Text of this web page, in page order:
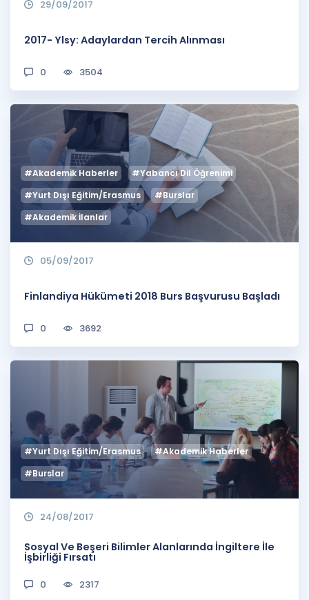
29/09/2017
2017- Ylsy: Adaylardan Tercih Alınması
0 3504
#Akademik Haberler
#Yabancı Dil Öğrenimi
#Yurt Dışı Eğitim/Erasmus
#Burslar
#Akademik İlanlar
05/09/2017
Finlandiya Hükümeti 2018 Burs Başvurusu Başladı
0 3692
#Yurt Dışı Eğitim/Erasmus
#Akademik Haberler
#Burslar
24/08/2017
Sosyal Ve Beşeri Bilimler Alanlarında İngiltere İle
İşbirliği Fırsatı
0 2317